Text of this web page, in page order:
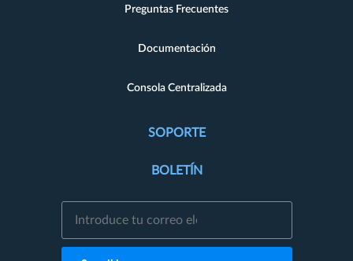
Preguntas Frecuentes
Documentación
Consola Centralizada
SOPORTE
BOLETÍN